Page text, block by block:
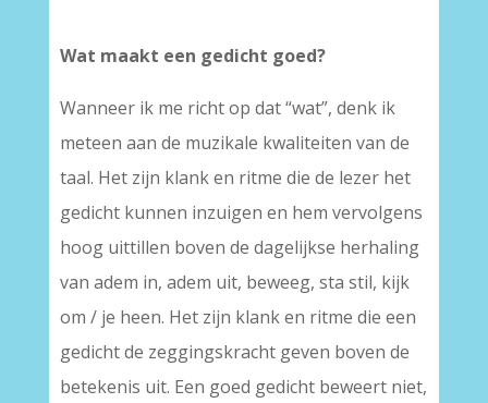
Wat maakt een gedicht goed?
Wanneer ik me richt op dat “wat”, denk ik
meteen aan de muzikale kwaliteiten van de
taal. Het zijn klank en ritme die de lezer het
gedicht kunnen inzuigen en hem vervolgens
hoog uittillen boven de dagelijkse herhaling
van adem in, adem uit, beweeg, sta stil, kijk
om / je heen. Het zijn klank en ritme die een
gedicht de zeggingskracht geven boven de
betekenis uit. Een goed gedicht beweert niet,